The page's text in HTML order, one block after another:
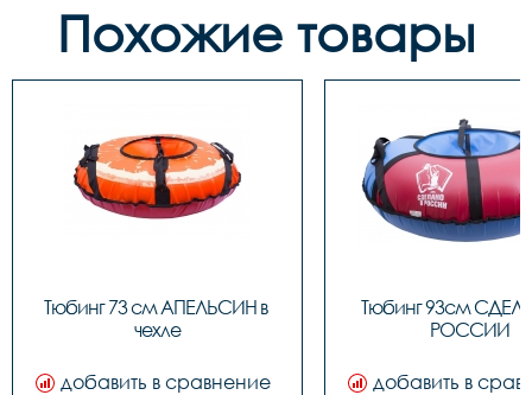
Похожие товары
Тюбинг 73 см АПЕЛЬСИН в
чехле
добавить в сравнение
Тюбинг 93см
РОССИИ
добавить в